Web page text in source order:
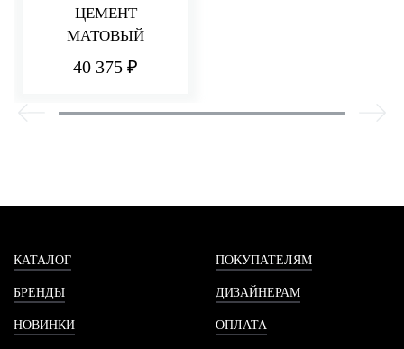
ЦЕМЕНТ
МАТОВЫЙ
40 375 ₽
КАТАЛОГ
БРЕНДЫ
НОВИНКИ
ПОКУПАТЕЛЯМ
ДИЗАЙНЕРАМ
ОПЛАТА